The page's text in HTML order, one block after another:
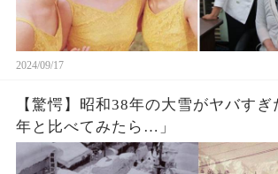
2024/09/17
【驚愕】昭和38年の大雪がヤバす
年と比べてみたら…」